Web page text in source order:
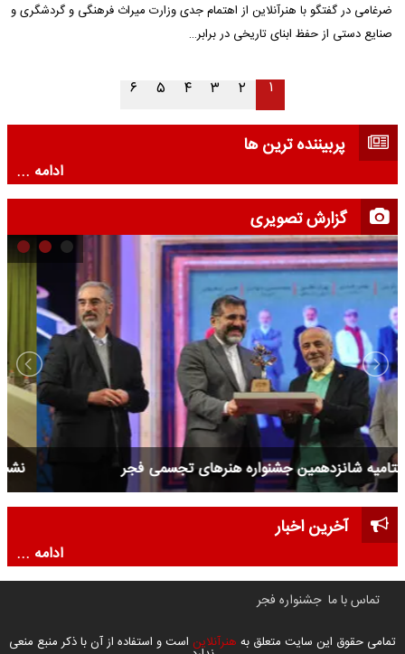
ضرغامی در گفتگو با هنرآنلاین از اهتمام جدی وزارت میراث فرهنگی و گردشگری و
صنایع دستی از حفظ ابنای تاریخی در برابر…
۱ ۲ ۳ ۴ ۵ ۶
پربیننده ترین ها
ادامه ...
گزارش تصویری
اختتامیه شانزدهمین جشنواره هنرهای تجسمی فجر
آخرین اخبار
ادامه ...
تماس با ما جشنواره فجر
تمامی حقوق این سایت متعلق به هنرآنلاین است و استفاده از آن با ذکر منبع منعی